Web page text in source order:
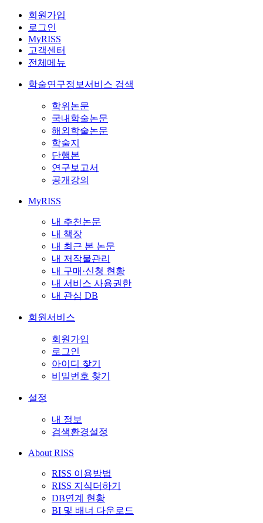
회원가입
로그인
MyRISS
고객센터
전체메뉴
학술연구정보서비스 검색
학위논문
국내학술논문
해외학술논문
학술지
단행본
연구보고서
공개강의
MyRISS
내 추천논문
내 책장
내 최근 본 논문
내 저작물관리
내 구매·신청 현황
내 서비스 사용권한
내 관심 DB
회원서비스
회원가입
로그인
아이디 찾기
비밀번호 찾기
설정
내 정보
검색환경설정
About RISS
RISS 이용방법
RISS 지식더하기
DB연계 현황
BI 및 배너 다운로드